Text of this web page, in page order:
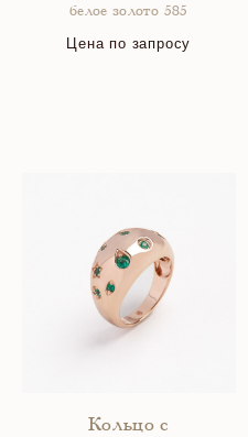
белое золото 585
Цена по запросу
Кольцо с